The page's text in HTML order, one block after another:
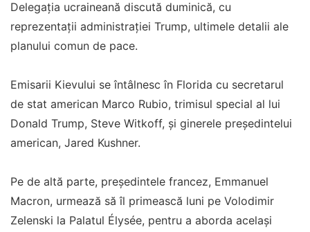
Delegația ucraineană discută duminică, cu
reprezentații administrației Trump, ultimele detalii ale
planului comun de pace.
Emisarii Kievului se întâlnesc în Florida cu secretarul
de stat american Marco Rubio, trimisul special al lui
Donald Trump, Steve Witkoff, și ginerele președintelui
american, Jared Kushner.
Pe de altă parte, președintele francez, Emmanuel
Macron, urmează să îl primească luni pe Volodimir
Zelenski la Palatul Élysée, pentru a aborda același